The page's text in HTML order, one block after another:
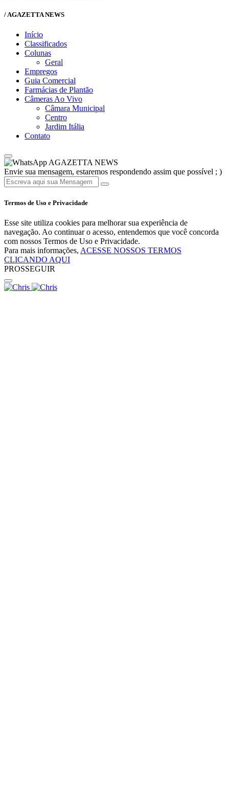
/ AGAZETTA NEWS
Início
Classificados
Colunas
Geral
Empregos
Guia Comercial
Farmácias de Plantão
Câmeras Ao Vivo
Câmara Municipal
Centro
Jardim Itália
Contato
AGAZETTA NEWS
Envie sua mensagem, estaremos respondendo assim que possível ; )
Termos de Uso e Privacidade
Esse site utiliza cookies para melhorar sua experiência de
navegação. Ao continuar o acesso, entendemos que você concorda
com nossos Termos de Uso e Privacidade.
Para mais informações, ACESSE NOSSOS TERMOS
CLICANDO AQUI
PROSSEGUIR